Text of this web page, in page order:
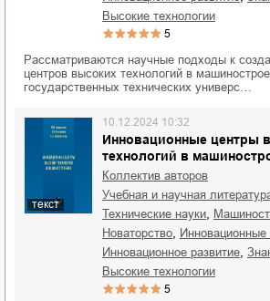
высокие технологии
5
Рассматриваются научные подходы к
центров высоких технологий в
государственных технических универс…
текст
Инновационные центры
технологий в
10.12.2024 10:32
Коллектив авторов
учебная и научная
технические науки
новаторство
инновационное развитие
высокие технологии
5